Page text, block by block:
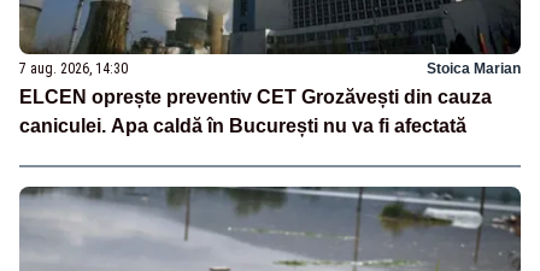
7 aug. 2026, 14:30 Stoica Marian
ELCEN oprește preventiv CET Grozăvești din cauza
caniculei. Apa caldă în București nu va fi afectată